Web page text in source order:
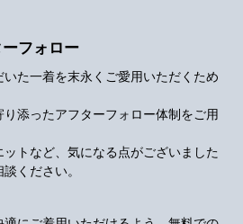
フォロー
た一着を末永くご愛用いただくため
添ったアフターフォロー体制をご用
トなど、気になる点がございました
ください。